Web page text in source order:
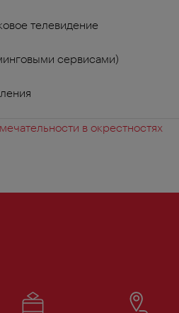
телевидение
сервисами)
в окрестностях